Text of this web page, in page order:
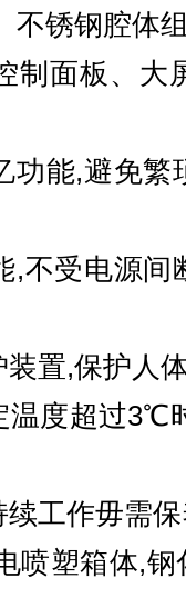
不锈钢腔体
制面板、大
功能,避免繁
,不受电源
置,保护人
温度超过3℃
工作毋需
喷塑箱体,